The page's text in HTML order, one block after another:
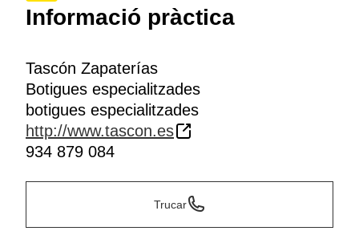
Informació pràctica
Tascón Zapaterías
Botigues especialitzades
botigues especialitzades
http://www.tascon.es
934 879 084
Trucar